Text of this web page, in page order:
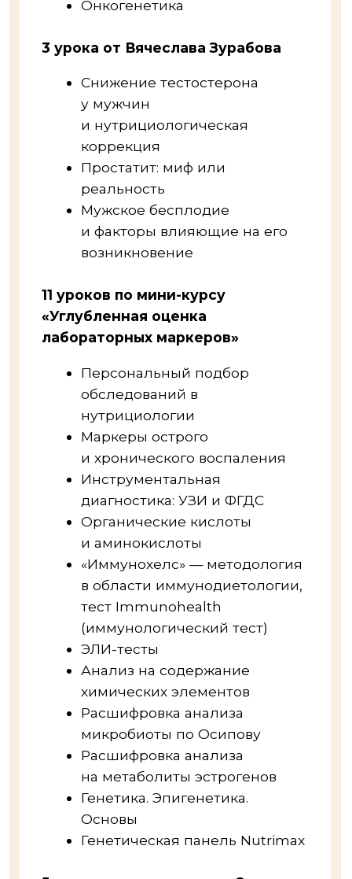
отправим в любую точку мира
диплом бессрочный
ваших навыков
Обучаем на основании
государственной лицензии.
При наличии профильного
образования вы получите диплом
установленного образца, дающий
право ведения деятельности.
Если профильного образования
нет — выдается сертификат
о прохождении курса
Регистрационный номер лицензии
№ Л035-01298-77/00179847
Посмотреть документы
Процесс обучения
Удобный формат
подачи теории
Все лекции в записи — можно
учиться в удобное для вас время.
дополнительные материалы,